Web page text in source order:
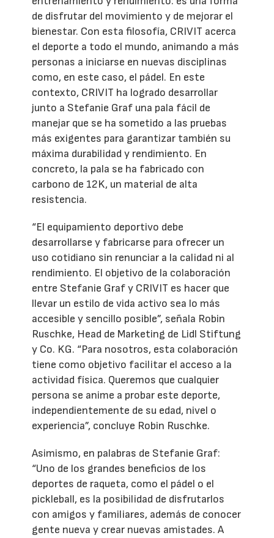
de disfrutar del movimiento y de mejorar el
bienestar. Con esta filosofía, CRIVIT acerca
el deporte a todo el mundo, animando a más
personas a iniciarse en nuevas disciplinas
como, en este caso, el pádel. En este
contexto, CRIVIT ha logrado desarrollar
junto a Stefanie Graf una pala fácil de
manejar que se ha sometido a las pruebas
más exigentes para garantizar también su
máxima durabilidad y rendimiento. En
concreto, la pala se ha fabricado con
carbono de 12K, un material de alta
resistencia.
“El equipamiento deportivo debe
desarrollarse y fabricarse para ofrecer un
uso cotidiano sin renunciar a la calidad ni al
rendimiento. El objetivo de la colaboración
entre Stefanie Graf y CRIVIT es hacer que
llevar un estilo de vida activo sea lo más
accesible y sencillo posible”, señala Robin
Ruschke, Head de Marketing de Lidl Stiftung
y Co. KG. “Para nosotros, esta colaboración
tiene como objetivo facilitar el acceso a la
actividad física. Queremos que cualquier
persona se anime a probar este deporte,
independientemente de su edad, nivel o
experiencia”, concluye Robin Ruschke.
Asimismo, en palabras de Stefanie Graf:
“Uno de los grandes beneficios de los
deportes de raqueta, como el pádel o el
pickleball, es la posibilidad de disfrutarlos
con amigos y familiares, además de conocer
gente nueva y crear nuevas amistades. A